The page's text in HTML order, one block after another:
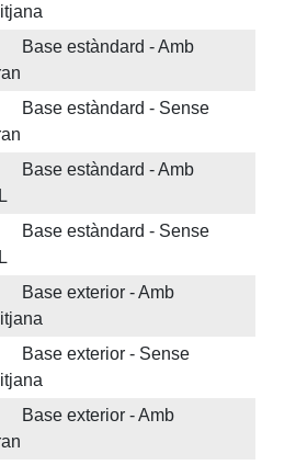
Base estàndard - Amb
Base estàndard - Sense
Base estàndard - Amb
Base estàndard - Sense
Base exterior - Amb
Base exterior - Sense
Base exterior - Amb